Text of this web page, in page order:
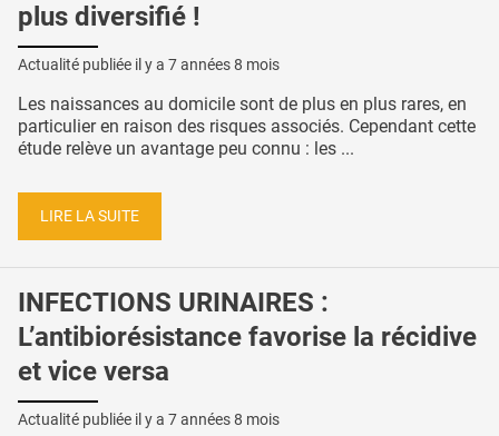
plus diversifié !
Actualité publiée il y a 7 années 8 mois
Les naissances au domicile sont de plus en plus rares, en
particulier en raison des risques associés. Cependant cette
étude relève un avantage peu connu : les ...
LIRE LA SUITE
INFECTIONS URINAIRES :
L’antibiorésistance favorise la récidive
et vice versa
Actualité publiée il y a 7 années 8 mois